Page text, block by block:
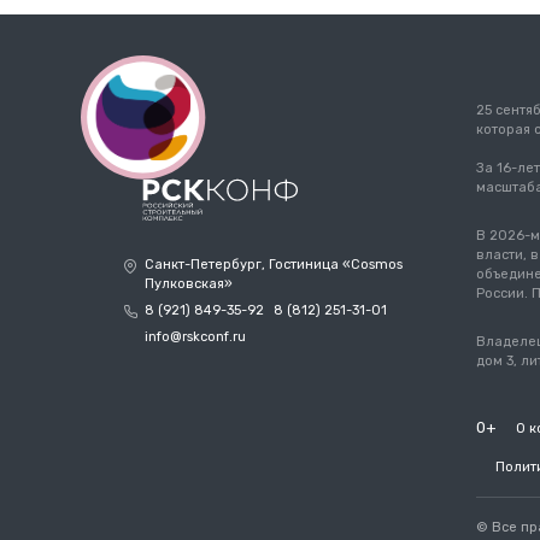
Санкт-Петербург, Гостиница «Cosmos
Пулковская»
8 (921) 849-35-92
8 (812) 251-31-01
info@rskconf.ru
25
которая
За 16-
В 2026-м
власти,
России.
дом 3,
0+ О
© Все